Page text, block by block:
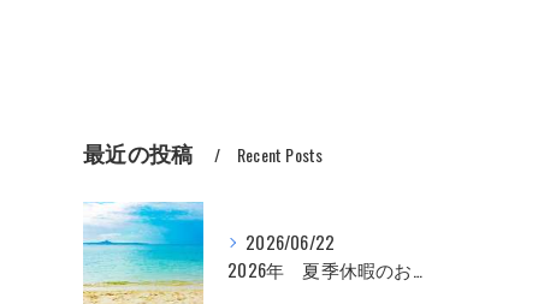
最近の投稿 Recent Posts
2026/06/22
2026年 夏季休暇のお知らせ